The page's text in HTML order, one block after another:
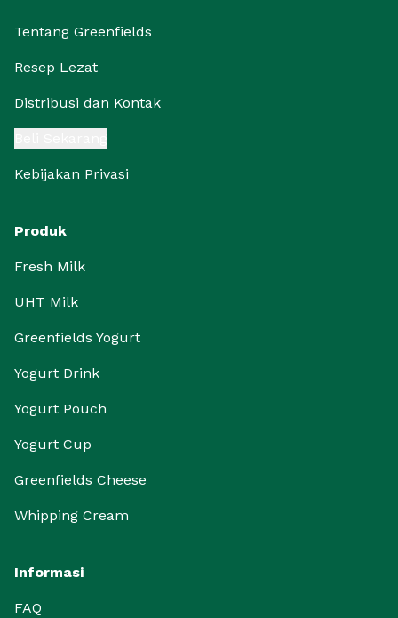
Tentang Greenfields
Resep Lezat
Distribusi dan Kontak
Kebijakan Privasi
Produk
Fresh Milk
UHT Milk
Greenfields Yogurt
Yogurt Drink
Yogurt Pouch
Yogurt Cup
Greenfields Cheese
Whipping Cream
Informasi
FAQ